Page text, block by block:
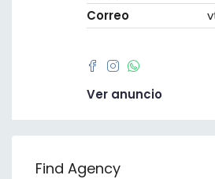
Correo
Ver anuncio
Find Agency